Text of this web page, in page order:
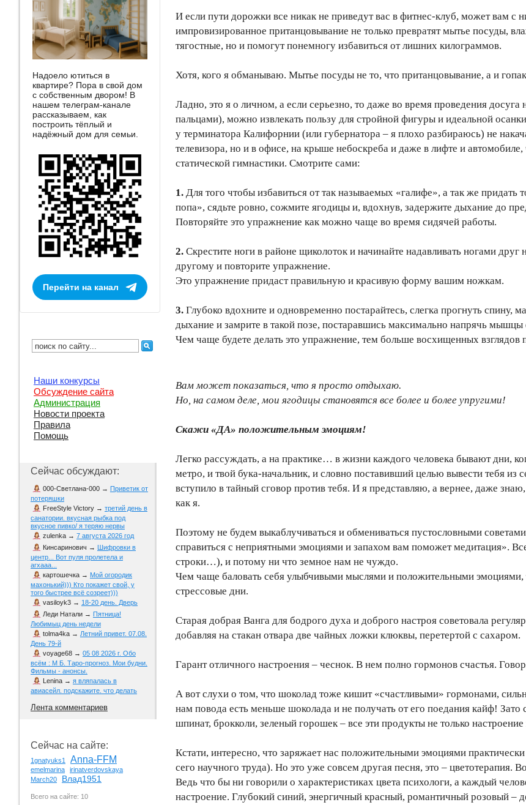
И если пути дорожки все никак не приведут вас в фитнес-клуб, может вам
импровизированное пританцовывание не только превратят мытье посуды,
тягостные, но и помогут понемногу избавиться от лишних килограммов.
Хотя, кого я обманываю. Мытье посуды не то, что пританцовывание, а и
Ладно, это я о личном, а если серьезно, то даже во время проведения
пальцами), можно извлекать пользу для стройной фигуры и идеальной
у терминатора Калифорнии (или губернатора – я плохо разбираюсь) не
телевизора, но и в офисе, на крыше небоскреба и даже в лифте и
статической гимнастики. Смотрите сами:
1. Для того чтобы избавиться от так называемых «галифе», а так же придать
попа», сядьте ровно, сожмите ягодицы и, вдохнув, задержите дыхание до
Повторяйте это упражнение как можно чаще во время сидячей работы.
2. Скрестите ноги в районе щиколоток и начинайте надавливать ногами
другому и повторите упражнение.
Это упражнение придаст правильную и красивую форму вашим ножкам.
3. Глубоко вдохните и одновременно постарайтесь, слегка прогнуть спину,
дыхание и замрите в такой позе, постаравшись максимально напрячь
Чем чаще будете делать это упражнение, тем больше восхищенных взглядов
Вам может показаться, что я просто отдыхаю.
Но, на самом деле, мои ягодицы становятся все более и более упругими!
Скажи «ДА» положительным эмоциям!
Легко рассуждать, а на практике… в жизни каждого человека бывают дни,
метро, и твой бука-начальник, и словно поставивший целью вывести тебя из
вступило в тайный сговор против тебя. И я представляю, а вернее, даже
как я.
Поэтому не будем выкаблучиваться и обмениваться пустословными
справиться с неприятными эмоциями и запахом вам поможет медитация».
строки…), и потому ни что земное нам не чуждо.
Чем чаще баловать себя улыбчивыми мыслями и положительными эмоциями,
стрессовые дни.
Старая добрая Ванга для бодрого духа и доброго настроя советовала
добавляя на стакан отвара две чайных ложки клюквы, перетертой с сахаром.
Гарант отличного настроения – чеснок. В нем полно гормонов счастья.
А вот слухи о том, что шоколад тоже кишит «счастливыми» гормонами,
нам повода есть меньше шоколада и не получать от его поедания кайф!
шпинат, брокколи, зеленый горошек – все эти продукты не только
Кстати, интересно, что заряжает нас положительными эмоциями
сего научного труда). Но это уже совсем другая песня, это – цветотерапия.
Ведь что бы ни говорили о характеристиках цвета психологи, а каждый
настроение. Глубокий синий, энергичный красный, романтичный розовый –
Надоело ютиться в
квартире? Пора в свой дом
с собственным двором! В
нашем телеграм-канале
рассказываем, как
построить тёплый и
надёжный дом для семьи.
Перейти на канал
Наши конкурсы
Обсуждение сайта
Администрация
Новости проекта
Правила
Помощь
Сейчас обсуждают:
000-Светлана-000 → Приветик от
потеряшки
FreeStyle Victory → третий день в
санатории. вкусная рыбка под
вкусное пивко/ я теряю нервы
zulenka → 7 августа 2026 год
Кинсаринович → Шифровки в
центр... Вот пуля пролетела и
агхааа...
картошечка → Мой огородик
махонький))) Кто покажет свой, у
того быстрее всё созреет)))
vasiloyk3 → 18-20 день. Дверь
Леди Натали → Пятница!
Любимыц день недели
tolma4ka → Летний привет. 07.08.
День 79-й
voyage68 → 05 08 2026 г. Обо
всём : М Б. Таро-прогноз. Мои будни.
Фильмы - анонсы.
Lenina → я вляпалась в
авиасейл. подскажите. что делать
Лента комментариев
Сейчас на сайте:
1gnatyuks1 Anna-FFM
emelmarina
irinatverdovskaya
March20
Влад1951
Всего на сайте: 10